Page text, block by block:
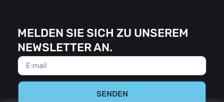
MELDEN SIE SICH ZU UNSEREM
NEWSLETTER AN.
SENDEN